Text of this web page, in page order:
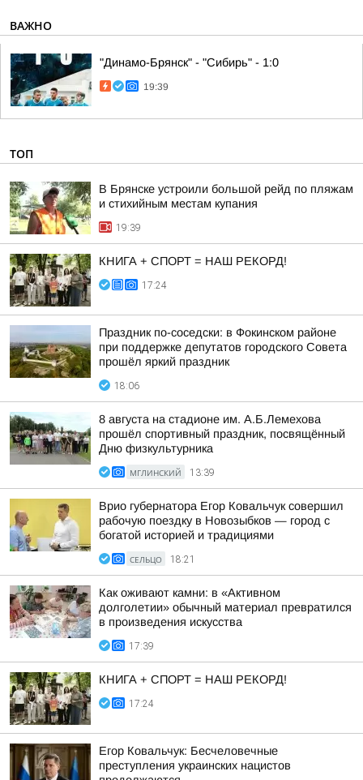
ВАЖНО
"Динамо-Брянск" - "Сибирь" - 1:0
19:39
ТОП
В Брянске устроили большой рейд по пляжам
и стихийным местам купания
19:39
КНИГА + СПОРТ = НАШ РЕКОРД!
17:24
Праздник по-соседски: в Фокинском районе
при поддержке депутатов городского Совета
прошёл яркий праздник
18:06
8 августа на стадионе им. А.Б.Лемехова
прошёл спортивный праздник, посвящённый
Дню физкультурника
МГЛИНСКИЙ 13:39
Врио губернатора Егор Ковальчук совершил
рабочую поездку в Новозыбков — город с
богатой историей и традициями
СЕЛЬЦО 18:21
Как оживают камни: в «Активном
долголетии» обычный материал превратился
в произведения искусства
17:39
КНИГА + СПОРТ = НАШ РЕКОРД!
17:24
Егор Ковальчук: Бесчеловечные
преступления украинских нацистов